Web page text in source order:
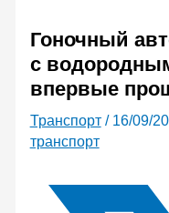
Гоночный
с
впервые
Транспорт/ 16/09/
транспорт